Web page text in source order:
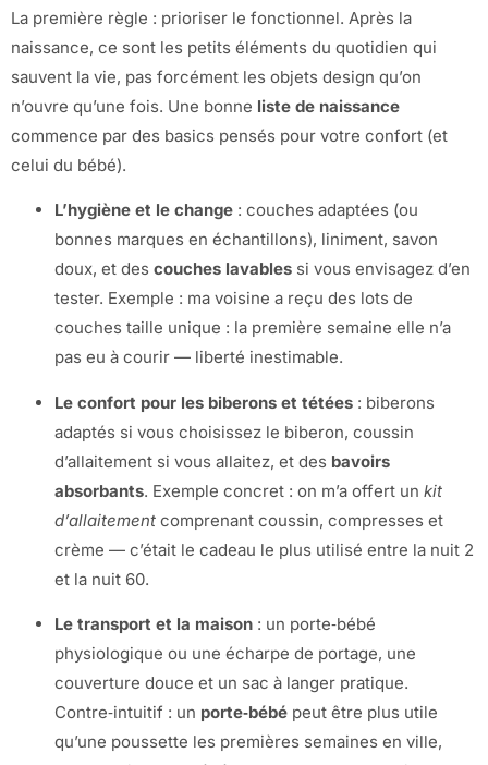
La première règle : prioriser le fonctionnel. Après la
naissance, ce sont les petits éléments du quotidien qui
sauvent la vie, pas forcément les objets design qu’on
n’ouvre qu’une fois. Une bonne liste de naissance
commence par des basics pensés pour votre confort (et
celui du bébé).
L’hygiène et le change : couches adaptées (ou
bonnes marques en échantillons), liniment, savon
doux, et des couches lavables si vous envisagez d’en
tester. Exemple : ma voisine a reçu des lots de
couches taille unique : la première semaine elle n’a
pas eu à courir — liberté inestimable.
Le confort pour les biberons et tétées : biberons
adaptés si vous choisissez le biberon, coussin
d’allaitement si vous allaitez, et des bavoirs
absorbants. Exemple concret : on m’a offert un kit
d’allaitement comprenant coussin, compresses et
crème — c’était le cadeau le plus utilisé entre la nuit 2
et la nuit 60.
Le transport et la maison : un porte‑bébé
physiologique ou une écharpe de portage, une
couverture douce et un sac à langer pratique.
Contre‑intuitif : un porte‑bébé peut être plus utile
qu’une poussette les premières semaines en ville,